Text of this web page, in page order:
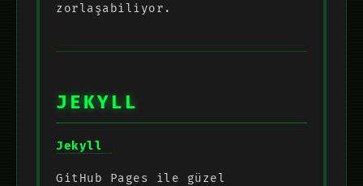
zorlaşabiliyor.
JEKYLL
Jekyll
GitHub Pages ile güzel